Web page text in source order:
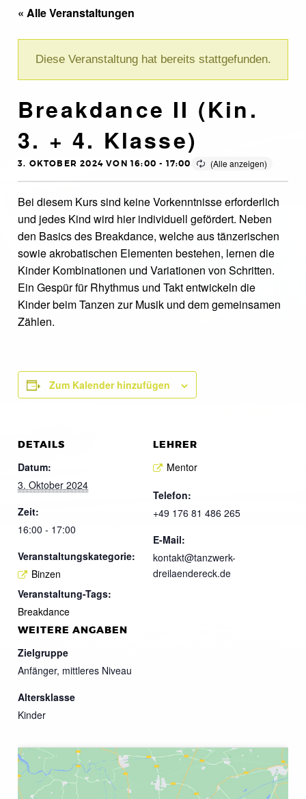
« Alle Veranstaltungen
Diese Veranstaltung hat bereits stattgefunden.
Breakdance II (Kin.
3. + 4. Klasse)
3. OKTOBER 2024 VON 16:00 - 17:00
Bei diesem Kurs sind keine Vorkenntnisse erforderlich
und jedes Kind wird hier individuell gefördert. Neben
den Basics des Breakdance, welche aus tänzerischen
sowie akrobatischen Elementen bestehen, lernen die
Kinder Kombinationen und Variationen von Schritten.
Ein Gespür für Rhythmus und Takt entwickeln die
Kinder beim Tanzen zur Musik und dem gemeinsamen
Zählen.
Zum Kalender hinzufügen
DETAILS
Datum:
3. Oktober 2024
Zeit:
16:00 - 17:00
Veranstaltungskategorie:
Binzen
Veranstaltung-Tags:
Breakdance
LEHRER
Mentor
Telefon:
+49 176 81 486 265
E-Mail:
kontakt@tanzwerk-
dreilaendereck.de
WEITERE ANGABEN
Zielgruppe
Anfänger, mittleres Niveau
Altersklasse
Kinder